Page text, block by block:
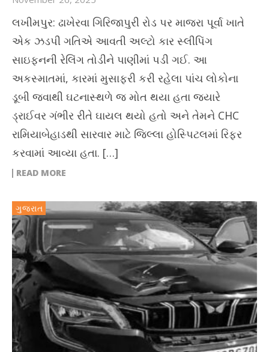
લખીમપુર: ઢાખેરવા ગિરિજાપુરી રોડ પર માજરા પૂર્વા ખાતે
એક ઝડપી ગતિએ આવતી અલ્ટો કાર સ્લીપિંગ
સાઇફનની રેલિંગ તોડીને પાણીમાં પડી ગઈ. આ
અકસ્માતમાં, કારમાં મુસાફરી કરી રહેલા પાંચ લોકોના
ડૂબી જવાથી ઘટનાસ્થળે જ મોત થયા હતા જ્યારે
ડ્રાઈવર ગંભીર રીતે ઘાયલ થયો હતો અને તેમને CHC
રામિયાબેહાડથી સારવાર માટે જિલ્લા હોસ્પિટલમાં રિફર
કરવામાં આવ્યા હતા. […]
READ MORE
ગુજરાત